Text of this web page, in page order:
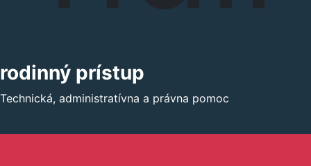
rodinný prístup
Technická, administratívna a právna pomoc